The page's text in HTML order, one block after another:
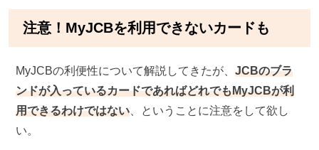
注意！MyJCBを利用できないカードも
MyJCBの利便性について解説してきたが、 JCBのブラ
ンドが入っているカードであればどれでもMyJCBが利
用できるわけではない、ということに注意をして欲し
い。